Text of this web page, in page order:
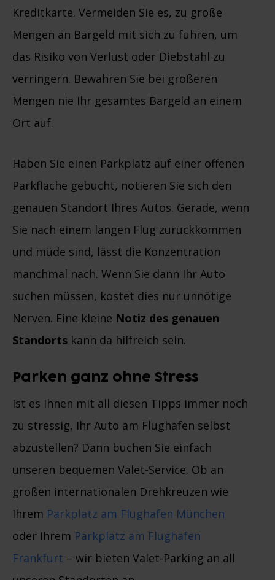
Kreditkarte. Vermeiden Sie es, zu große
Mengen an Bargeld mit sich zu führen, um
das Risiko von Verlust oder Diebstahl zu
verringern. Bewahren Sie bei größeren
Mengen nie Ihr gesamtes Bargeld an einem
Ort auf.
Haben Sie einen Parkplatz auf einer offenen
Parkfläche gebucht, notieren Sie sich den
genauen Standort Ihres Autos. Gerade, wenn
Sie nach einem langen Flug zurückkommen
und müde sind, lässt die Konzentration
manchmal nach. Wenn Sie dann Ihr Auto
suchen müssen, kostet dies nur unnötige
Nerven. Eine kleine Notiz des genauen
Standorts kann da hilfreich sein.
Parken ganz ohne Stress
Ist es Ihnen mit all diesen Tipps immer noch
zu stressig, Ihr Auto am Flughafen selbst
abzustellen? Dann buchen Sie einfach
unseren bequemen Valet-Service. Ob an
großen internationalen Drehkreuzen wie
Ihrem Parkplatz am Flughafen München
oder Ihrem Parkplatz am Flughafen
Frankfurt – wir bieten Valet-Parking an all